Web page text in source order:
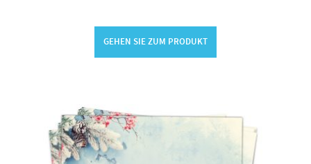
GEHEN SIE ZUM PRODUKT